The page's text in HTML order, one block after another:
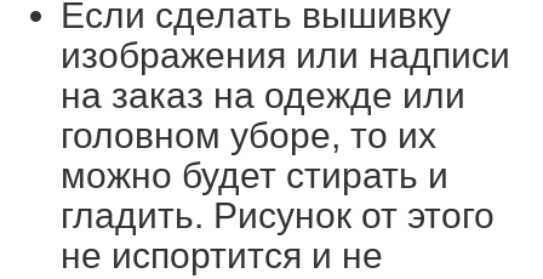
Если сделать вышивку
изображения или надписи
на заказ на одежде или
головном уборе, то их
можно будет стирать и
гладить. Рисунок от этого
не испортится и не